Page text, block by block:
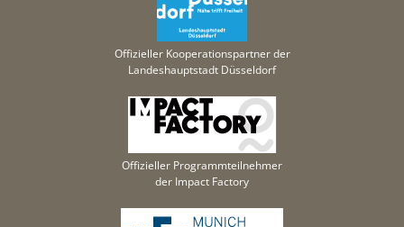
Offizieller Kooperationspartner der
Landeshauptstadt Düsseldorf
Offizieller Programmteilnehmer
der Impact Factory